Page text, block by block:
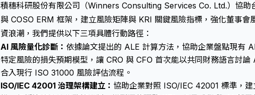
積穗科研股份有限公司（Winners Consulting Services Co. Ltd.）協助
與 COSO ERM 框架，建立風險矩陣與 KRI 關鍵風險指標，強化董事會
資浪潮，我們提供以下三項具體行動路徑：
AI 風險量化診斷： 依據論文提出的 ALE 計算方法，協助企業盤點現有
特定風險的損失預期模型，讓 CRO 與 CFO 首次能以共同財務語言討
合入現行 ISO 31000 風險評估流程。
ISO/IEC 42001 治理架構建立： 協助企業對照 ISO/IEC 42001 標準，